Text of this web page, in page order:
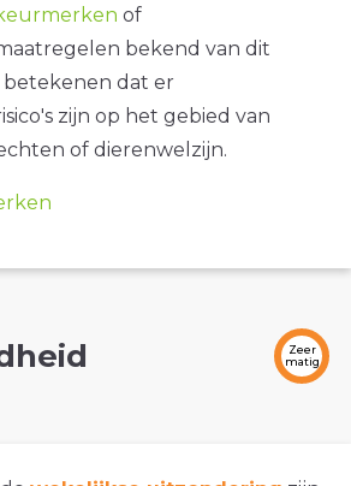
of
bekend van dit
dat er
zijn op het gebied van
of dierenwelzijn.
Zeer
matig